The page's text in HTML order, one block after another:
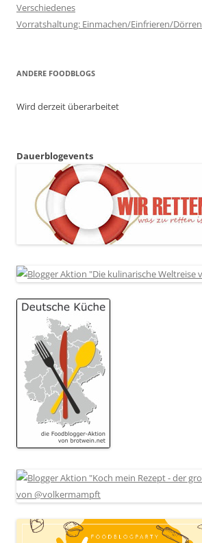
Verschiedenes
Vorratshaltung: Einmachen/Einfrieren/Dörren
ANDERE FOODBLOGS
Wird derzeit überarbeitet
Dauerblogevents